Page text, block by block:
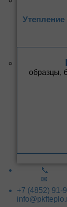
образцы,
📞
✉
+7 (4852) 91-